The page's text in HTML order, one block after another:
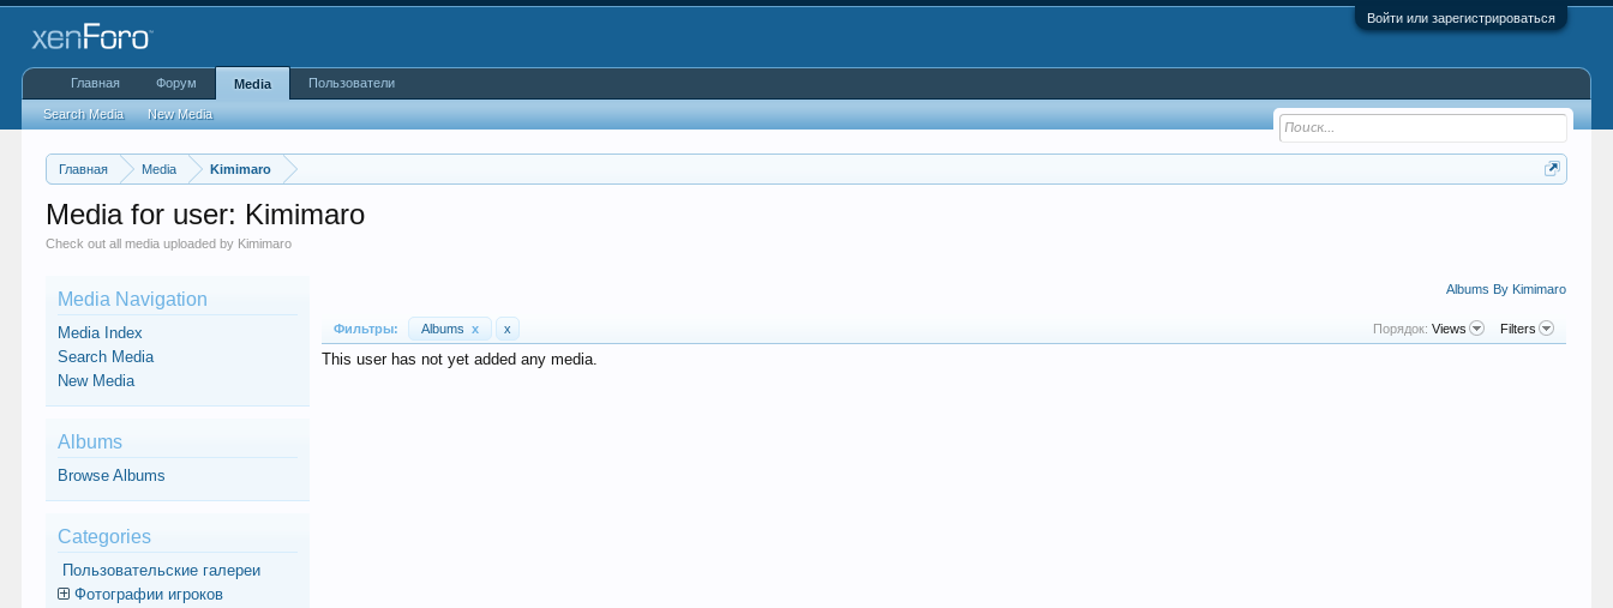
Войти или зарегистрироваться
Главная Media Kimimaro
Media for user: Kimimaro
Check out all media uploaded by Kimimaro
Albums By Kimimaro
Фильтры: Albums x x Порядок: Views Filters
This user has not yet added any media.
Media Navigation
Media Index
Search Media
New Media
Albums
Browse Albums
Categories
Пользовательские галереи
Фотографии игроков
Главная Форум Media
Search Media New Media
Пользователи